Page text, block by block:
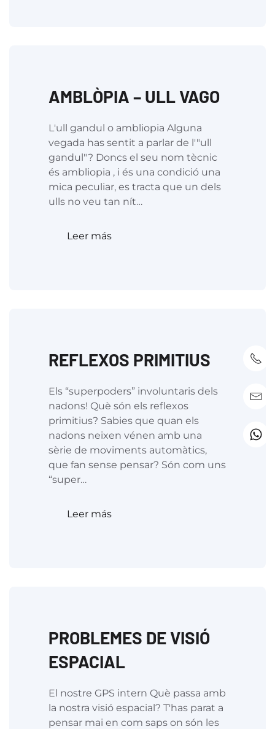
AMBLÒPIA – ULL VAGO
L'ull gandul o ambliopia Alguna
vegada has sentit a parlar de l'"ull
gandul"? Doncs el seu nom tècnic
és ambliopia , i és una condició una
mica peculiar, es tracta que un dels
ulls no veu tan nít…
Leer más
REFLEXOS PRIMITIUS
Els “superpoders” involuntaris dels
nadons! Què són els reflexos
primitius? Sabies que quan els
nadons neixen vénen amb una
sèrie de moviments automàtics,
que fan sense pensar? Són com uns
“super…
Leer más
PROBLEMES DE VISIÓ
ESPACIAL
El nostre GPS intern Què passa amb
la nostra visió espacial? T'has parat a
pensar mai en com saps on són les